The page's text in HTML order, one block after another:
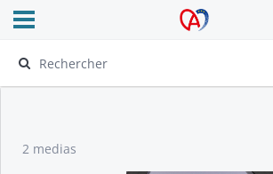
Archives Alsace - Colmar
Ouvrir le menu déroulant
2 medias